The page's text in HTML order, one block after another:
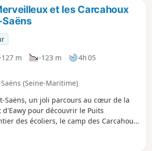
et les Carcahoux
m -123 m
4h 05
(Seine-Maritime)
Saëns, un joli parcours au cœur de la
d'Eawy pour découvrir le Puits
des écoliers, le camp des Carcahoux